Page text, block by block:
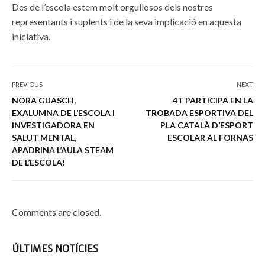
Des de l’escola estem molt orgullosos dels nostres
representants i suplents i de la seva implicació en aquesta
iniciativa.
PREVIOUS
NORA GUASCH,
EXALUMNA DE L’ESCOLA I
INVESTIGADORA EN
SALUT MENTAL,
APADRINA L’AULA STEAM
DE L’ESCOLA!
NEXT
4T PARTICIPA EN LA
TROBADA ESPORTIVA DEL
PLA CATALÀ D’ESPORT
ESCOLAR AL FORNÀS
Comments are closed.
ÚLTIMES NOTÍCIES